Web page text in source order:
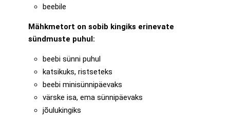
beebile
Mähkmetort on sobib kingiks erinevate
sündmuste puhul:
beebi sünni puhul
katsikuks, ristseteks
beebi minisünnipäevaks
värske isa, ema sünnipäevaks
jõulukingiks